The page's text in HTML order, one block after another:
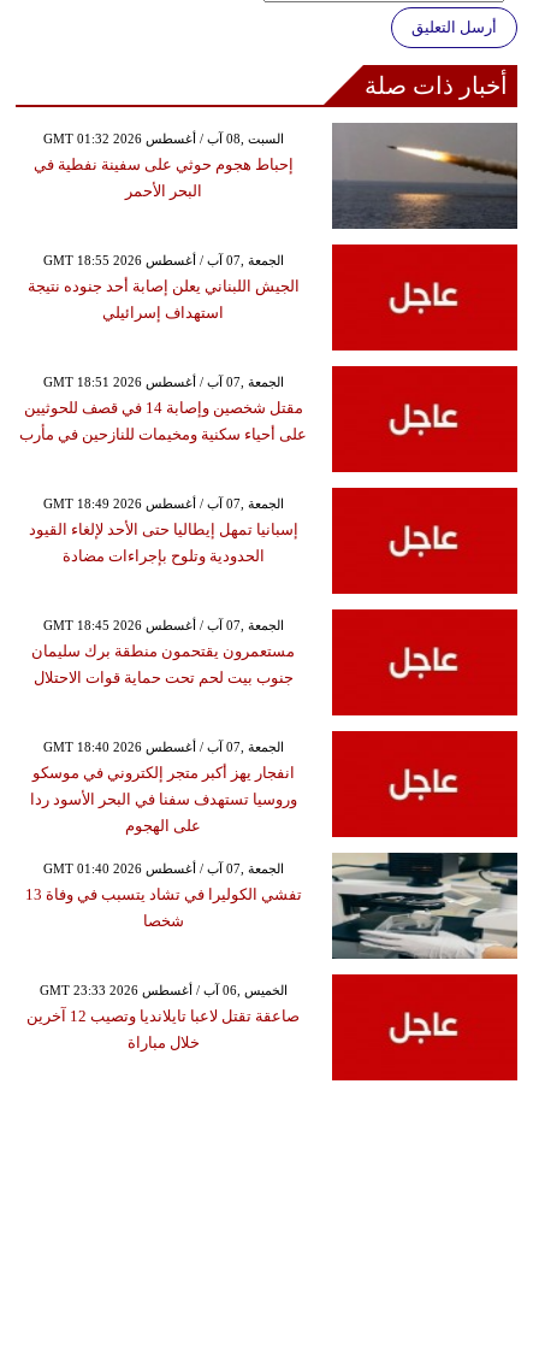
أرسل التعليق
أخبار ذات صلة
GMT 01:32 2026 السبت ,08 آب / أغسطس
إحباط هجوم حوثي على سفينة نفطية في
البحر الأحمر
GMT 18:55 2026 الجمعة ,07 آب / أغسطس
الجيش اللبناني يعلن إصابة أحد جنوده نتيجة
استهداف إسرائيلي
GMT 18:51 2026 الجمعة ,07 آب / أغسطس
مقتل شخصين وإصابة 14 في قصف للحوثيين
على أحياء سكنية ومخيمات للنازحين في مأرب
GMT 18:49 2026 الجمعة ,07 آب / أغسطس
إسبانيا تمهل إيطاليا حتى الأحد لإلغاء القيود
الحدودية وتلوح بإجراءات مضادة
GMT 18:45 2026 الجمعة ,07 آب / أغسطس
مستعمرون يقتحمون منطقة برك سليمان
جنوب بيت لحم تحت حماية قوات الاحتلال
GMT 18:40 2026 الجمعة ,07 آب / أغسطس
انفجار يهز أكبر متجر إلكتروني في موسكو
وروسيا تستهدف سفنا في البحر الأسود ردا
على الهجوم
GMT 01:40 2026 الجمعة ,07 آب / أغسطس
تفشي الكوليرا في تشاد يتسبب في وفاة 13
شخصا
GMT 23:33 2026 الخميس ,06 آب / أغسطس
صاعقة تقتل لاعبا تايلانديا وتصيب 12 آخرين
خلال مباراة